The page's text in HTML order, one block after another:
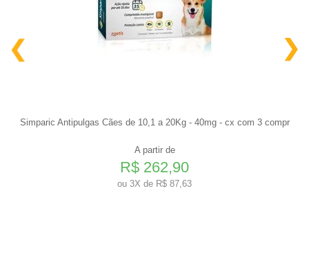
Simparic Antipulgas Cães de 10,1 a 20Kg - 40mg - cx com 3 compr
A partir de
R$ 262,90
ou 3X de R$ 87,63